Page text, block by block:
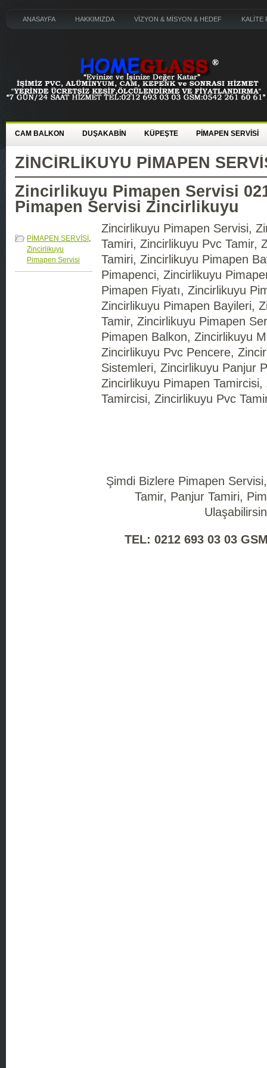
ANASAYFA HAKKIMIZDA VİZYON & MİSYON & HEDEF KALİTE
CAM BALKON DUŞAKABİN KÜPEŞTE PİMAPEN SERVİSİ
ZINCIRLIKUYU PIMAPEN
Zincirlikuyu Pimapen Servisi
Pimapen Servisi Zincirlikuyu
PİMAPEN SERVİSİ ,
Zincirlikuyu
Pimapen Servisi
Zincirlikuyu Pimapen Servisi,
Tamiri, Zincirlikuyu Pvc Tamir,
Tamiri, Zincirlikuyu Pimapen
Pimapenci, Zincirlikuyu
Pimapen Fiyatı, Zincirlikuyu
Zincirlikuyu Pimapen Bayileri,
Tamir, Zincirlikuyu Pimapen
Pimapen Balkon, Zincirlikuyu
Zincirlikuyu Pvc Pencere,
Sistemleri, Zincirlikuyu Panjur
Zincirlikuyu Pimapen
Tamircisi, Zincirlikuyu Pvc
Şimdi Bizlere Pimapen
Tamir, Panjur Tamiri,
TEL: 0212 693 03 03